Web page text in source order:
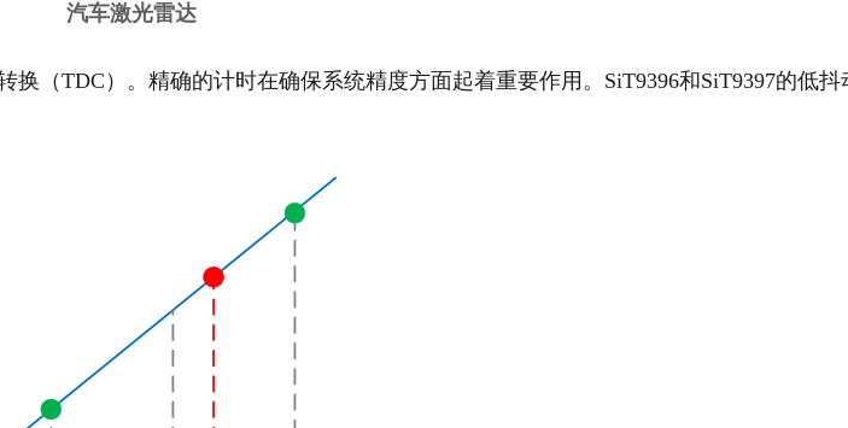
汽车激光雷达
（TDC）。精确的计时在确保系统精度方面起着重要作用。SiT9396和SiT9397的低